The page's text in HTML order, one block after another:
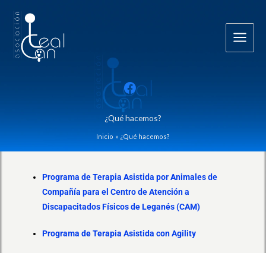
contenido
¿Qué hacemos?
Inicio ¿Qué hacemos?
Programa de Terapia Asistida por Animales de
Compañía para el Centro de Atención a
Discapacitados Físicos de Leganés (CAM)
Programa de Terapia Asistida con Agility